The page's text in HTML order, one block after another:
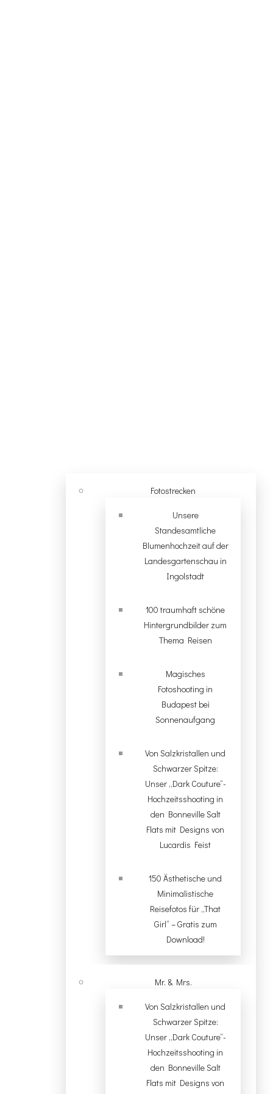
Fotostrecken
Unsere
Standesamtliche
Blumenhochzeit auf der
Landesgartenschau in
Ingolstadt
100 traumhaft schöne
Hintergrundbilder zum
Thema Reisen
Magisches
Fotoshooting in
Budapest bei
Sonnenaufgang
Von Salzkristallen und
Schwarzer Spitze:
Unser „Dark Couture“-
Hochzeitsshooting in
den Bonneville Salt
Flats mit Designs von
Lucardis Feist
150 Ästhetische und
Minimalistische
Reisefotos für „That
Girl“ – Gratis zum
Download!
Mr. & Mrs.
Von Salzkristallen und
Schwarzer Spitze:
Unser „Dark Couture“-
Hochzeitsshooting in
den Bonneville Salt
Flats mit Designs von